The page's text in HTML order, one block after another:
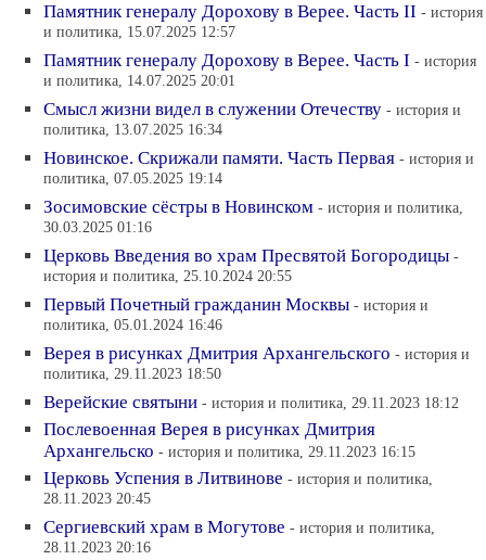
Памятник генералу Дорохову в Верее. Часть II - история
и политика, 15.07.2025 12:57
Памятник генералу Дорохову в Верее. Часть I - история
и политика, 14.07.2025 20:01
Смысл жизни видел в служении Отечеству - история и
политика, 13.07.2025 16:34
Новинское. Скрижали памяти. Часть Первая - история и
политика, 07.05.2025 19:14
Зосимовские сёстры в Новинском - история и политика,
30.03.2025 01:16
Церковь Введения во храм Пресвятой Богородицы -
история и политика, 25.10.2024 20:55
Первый Почетный гражданин Москвы - история и
политика, 05.01.2024 16:46
Верея в рисунках Дмитрия Архангельского - история и
политика, 29.11.2023 18:50
Верейские святыни - история и политика, 29.11.2023 18:12
Послевоенная Верея в рисунках Дмитрия
Архангельско - история и политика, 29.11.2023 16:15
Церковь Успения в Литвинове - история и политика,
28.11.2023 20:45
Сергиевский храм в Могутове - история и политика,
28.11.2023 20:16